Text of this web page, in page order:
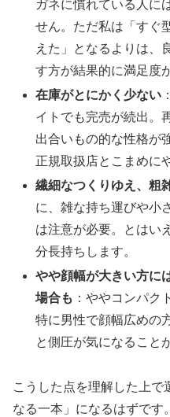
ガネに慣れている人に
せん。ただ私は「すぐ
えた」となるよりは、
す方が結果的に満足度
在庫がとにかく少ない
イトでも完売が続出。
出合いもの的な性格が
正規取扱店とこまめに
繊細なつくりゆえ、粗
に、雑な持ち運びや小
は注意が必要。とはい
分長持ちします。
やや顔幅が大きい方に
場合も ：ややコンパク
特に男性で顔幅広めの
と側圧が気になること
こうした点を理解した上で
なる一本」になるはずです。